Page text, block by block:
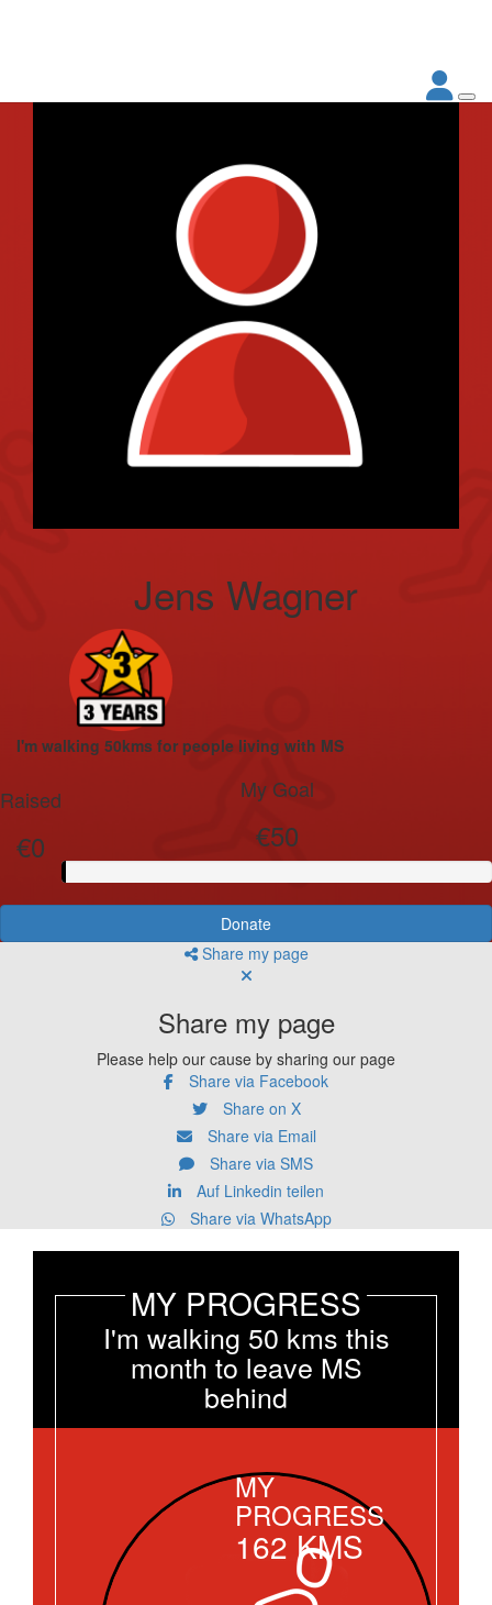
Jens Wagner
I'm walking 50kms for people living with MS
Raised
€0
My Goal
€50
Donate
Share my page
Share my page
Please help our cause by sharing our page
Share via Facebook
Share on X
Share via Email
Share via SMS
Auf Linkedin teilen
Share via WhatsApp
MY PROGRESS
I'm walking 50 kms this
month to leave MS
behind
MY
PROGRESS
162 KMS